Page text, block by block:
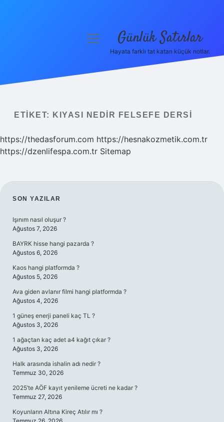
Yasal Uyarı
Hakkımızda
menüyü Günlük Satırlar
Hayata farklı tat katan küçük notlar.
ETIKET: KIYASI NEDIR FELSEFE DERSI
https://thedasforum.com https://hesnakozmetik.com.tr
https://dzenlifespa.com.tr Sitemap
SIDEBAR
SON YAZILAR
Işınım nasıl oluşur ?
Ağustos 7, 2026
BAYRK hisse hangi pazarda ?
Ağustos 6, 2026
Kaos hangi platformda ?
Ağustos 5, 2026
Ava giden avlanır filmi hangi platformda ?
Ağustos 4, 2026
1 güneş enerji paneli kaç TL ?
Ağustos 3, 2026
1 ağaçtan kaç adet a4 kağıt çıkar ?
Ağustos 3, 2026
Halk arasında ishalin adı nedir ?
Temmuz 30, 2026
2025’te AÖF kayıt yenileme ücreti ne kadar ?
Temmuz 27, 2026
Koyunların Altına Kireç Atılır mı ?